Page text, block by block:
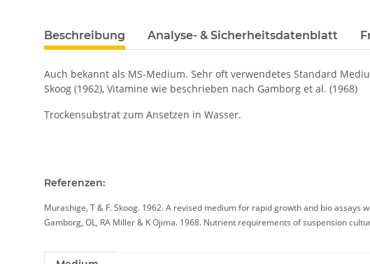
Beschreibung Analyse- & Sicherheitsdatenblatt
Auch bekannt als MS-Medium. Sehr oft verwendetes Standard
Skoog (1962), Vitamine wie beschrieben nach Gamborg et al. (1968)
Trockensubstrat zum Ansetzen in Wasser.
Referenzen:
Murashige, T & F. Skoog. 1962. A revised medium for rapid growth and bio
Gamborg, OL, RA Miller & K Ojima. 1968. Nutrient requirements of suspension